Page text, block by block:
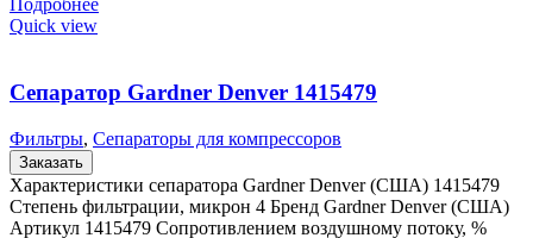
Quick view
Сепаратор Gardner Denver 1415479
Фильтры, Сепараторы для компрессоров
Заказать
Характеристики сепаратора Gardner Denver (США) 1415479
Степень фильтрации, микрон 4 Бренд Gardner Denver (США)
Артикул 1415479 Сопротивлением воздушному потоку, %